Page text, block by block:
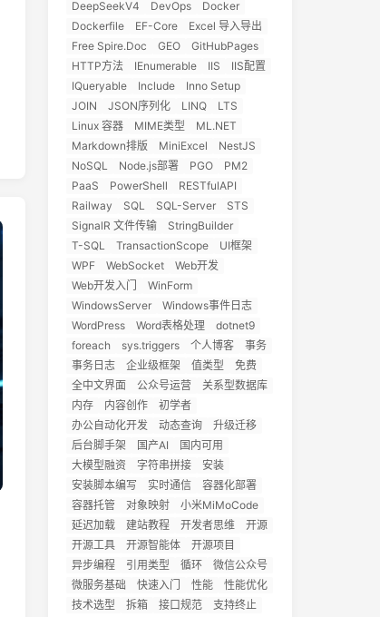
DeepSeekV4 DevOps
Docker
Dockerfile
EF-Core
Excel 导入导出
Free Spire.Doc
GEO
GitHubPages
HTTP方法
IEnumerable IIS
IIS配置
IQueryable
Include
Inno Setup
JOIN
JSON序列化 LINQ
LTS
Linux 容器
MIME类型
ML.NET
Markdown排版
MiniExcel
NestJS
NoSQL
Node.js部署 PGO
PM2
PaaS
PowerShell
RESTfulAPI
Railway
SQL SQL-Server
STS
SignalR 文件传输
StringBuilder
T-SQL
TransactionScope
UI框架
WPF
WebSocket
Web开发
Web开发入门
WinForm
WindowsServer
Windows事件日志
WordPress
Word表格处理
dotnet9
foreach
sys.triggers 个人博客
事务
事务日志
企业级框架 值类型
免费
全中文界面
公众号运营
关系型数据库
内存
内容创作
初学者
办公自动化开发
动态查询
升级迁移
后台脚手架
国产AI
国内可用
大模型融资
字符串拼接
安装
安装脚本编写
实时通信
容器化部署
容器托管
对象映射
小米MiMoCode
延迟加载
建站教程 开发者思维
开源
开源工具
开源智能体
开源项目
异步编程
引用类型 循环
微信公众号
微服务基础
快速入门 性能
性能优化
技术选型
拆箱 接口规范
支持终止